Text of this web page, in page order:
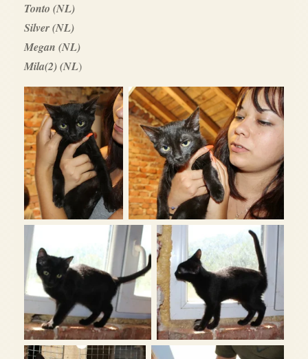
Tonto (NL)
Silver (NL)
Megan (NL)
Mila(2) (NL)